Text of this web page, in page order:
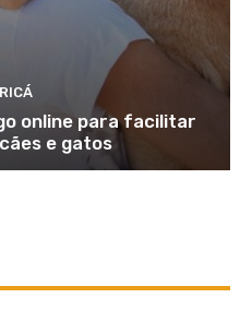
online para facilitar
e gatos